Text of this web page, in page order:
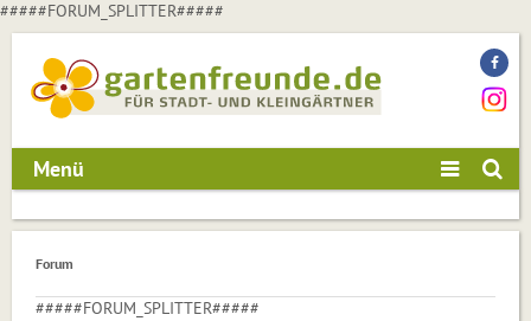
#####FORUM_SPLITTER#####
Menü
Forum
#####FORUM_SPLITTER#####